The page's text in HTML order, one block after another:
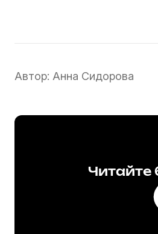
Автор: Анна Сидорова
Читайте